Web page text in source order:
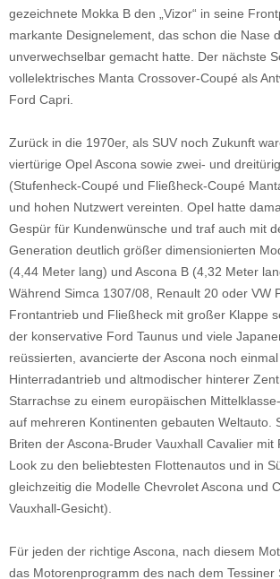
gezeichnete Mokka B den „Vizor“ in seine
markante Designelement, das schon die Nase
unverwechselbar gemacht hatte. Der nächste
vollelektrisches Manta Crossover-Coupé als
Ford Capri.
Zurück in die 1970er, als SUV noch Zukunft
viertürige Opel Ascona sowie zwei- und
(Stufenheck-Coupé und Fließheck-Coupé
und hohen Nutzwert vereinten. Opel hatte
Gespür für Kundenwünsche und traf auch mit
Generation deutlich größer dimensionierten
(4,44 Meter lang) und Ascona B (4,32 Meter
Während Simca 1307/08, Renault 20 oder VW
Frontantrieb und Fließheck mit großer Klappe
der konservative Ford Taunus und viele
reüssierten, avancierte der Ascona noch einmal
Hinterradantrieb und altmodischer hinterer
Starrachse zu einem europäischen
auf mehreren Kontinenten gebauten Weltauto.
Briten der Ascona-Bruder Vauxhall Cavalier mit
Look zu den beliebtesten Flottenautos und in
gleichzeitig die Modelle Chevrolet Ascona und
Vauxhall-Gesicht).
Für jeden der richtige Ascona, nach diesem
das Motorenprogramm des nach dem Tessiner